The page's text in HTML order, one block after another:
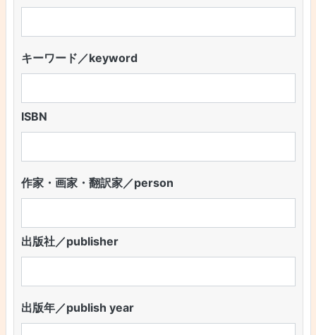
キーワード／keyword
ISBN
作家・画家・翻訳家／person
出版社／publisher
出版年／publish year